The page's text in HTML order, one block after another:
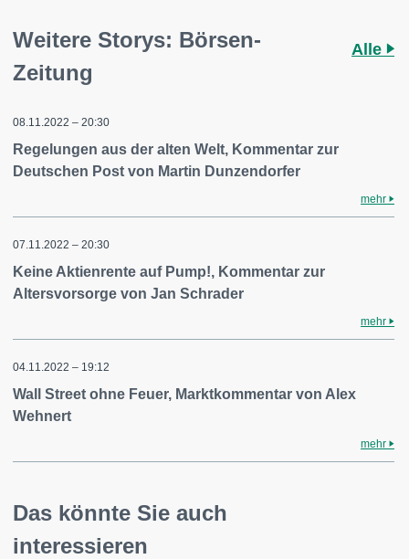
Weitere Storys: Börsen-
Zeitung
Alle
08.11.2022 – 20:30
Regelungen aus der alten Welt, Kommentar zur
Deutschen Post von Martin Dunzendorfer
mehr
07.11.2022 – 20:30
Keine Aktienrente auf Pump!, Kommentar zur
Altersvorsorge von Jan Schrader
mehr
04.11.2022 – 19:12
Wall Street ohne Feuer, Marktkommentar von Alex
Wehnert
mehr
Das könnte Sie auch
interessieren